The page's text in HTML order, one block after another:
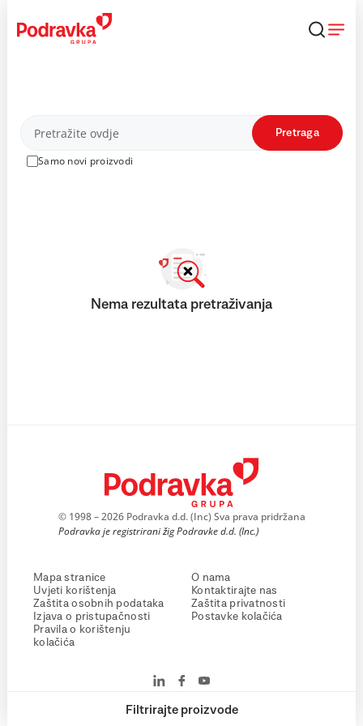
content
Proizvodi
Samo novi proizvodi
Pretraga
Filtrirajte proizvode
Nema rezultata pretraživanja
© 1998 – 2026 Podravka d.d. (Inc) Sva prava pridržana
Podravka je registrirani žig Podravke d.d. (Inc.)
Mapa stranice
Uvjeti korištenja
Zaštita osobnih podataka
Izjava o pristupačnosti
Pravila o korištenju
kolačića
O nama
Kontaktirajte nas
Zaštita privatnosti
Postavke kolačića